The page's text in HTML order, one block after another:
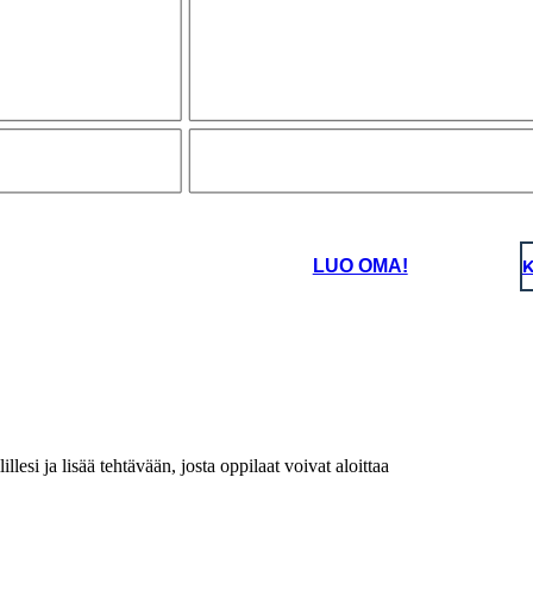
LUO OMA!
ja lisää tehtävään, josta oppilaat voivat aloittaa